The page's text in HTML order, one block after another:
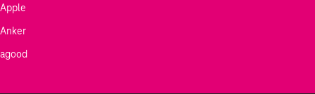
Apple
Anker
agood